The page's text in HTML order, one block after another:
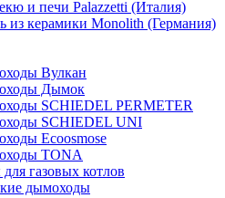
и печи Palazzetti (Италия)
из керамики Monolith (Германия)
Вулкан
Дымок
SCHIEDEL PERMETER
SCHIEDEL UNI
Ecoosmose
TONA
газовых котлов
дымоходы